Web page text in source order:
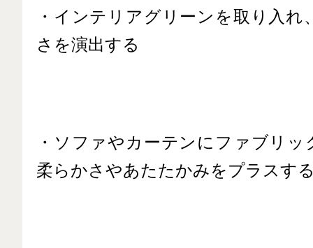
・インテリアグリーンを取り入れ
さを演出する
・ソファやカーテンにファブリッ
柔らかさやあたたかみをプラスす